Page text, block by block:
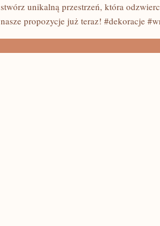
stwórz unikalną przestrzeń, która
nasze propozycje już teraz! #dekoracje